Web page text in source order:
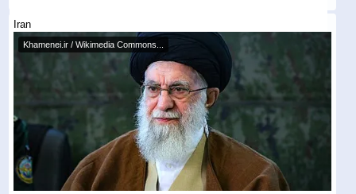
Iran
Khamenei.ir / Wikimedia Commons...